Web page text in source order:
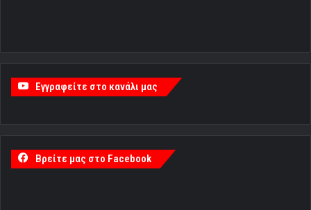
Εγγραφείτε στο κανάλι μας
Βρείτε μας στο Facebook